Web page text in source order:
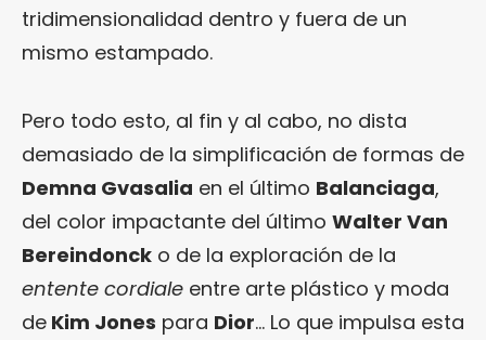
tridimensionalidad dentro y fuera de un
mismo estampado.
Pero todo esto, al fin y al cabo, no dista
demasiado de la simplificación de formas de
Demna Gvasalia en el último Balanciaga,
del color impactante del último Walter Van
Bereindonck o de la exploración de la
entente cordiale entre arte plástico y moda
de Kim Jones para Dior… Lo que impulsa esta